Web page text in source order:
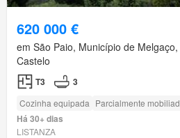
620 000 €
em São Paio, Município de
Castelo
T3 3
Cozinha equipada Parcialmente
Há 30+ dias
LISTANZA